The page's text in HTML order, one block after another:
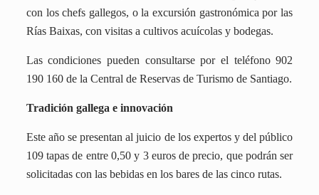
con los chefs gallegos, o la excursión gastronómica por las
Rías Baixas, con visitas a cultivos acuícolas y bodegas.
Las condiciones pueden consultarse por el teléfono 902
190 160 de la Central de Reservas de Turismo de Santiago.
Tradición gallega e innovación
Este año se presentan al juicio de los expertos y del público
109 tapas de entre 0,50 y 3 euros de precio, que podrán ser
solicitadas con las bebidas en los bares de las cinco rutas.